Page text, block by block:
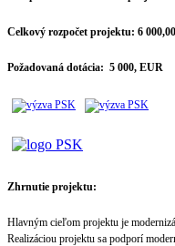
Celkový rozpočet projektu: 6
Požadovaná dotácia: 5 000, EUR
Zhrnutie projektu:
Hlavným cieľom projektu je
Realizáciou projektu sa podporí